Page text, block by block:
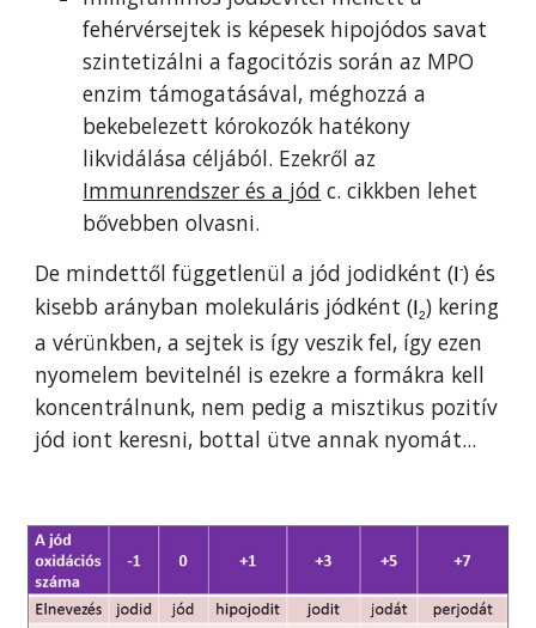
fehérvérsejtek is képesek hipojódos savat
szintetizálni a fagocitózis során az MPO
enzim támogatásával, méghozzá a
bekebelezett kórokozók hatékony
likvidálása céljából. Ezekről az
Immunrendszer és a jód c. cikkben lehet
bővebben olvasni.
De mindettől függetlenül a jód jodidként (I-) és
kisebb arányban molekuláris jódként (I2) kering
a vérünkben, a sejtek is így veszik fel, így ezen
nyomelem bevitelnél is ezekre a formákra kell
koncentrálnunk, nem pedig a misztikus pozitív
jód iont keresni, bottal ütve annak nyomát...